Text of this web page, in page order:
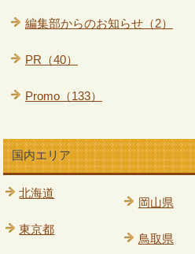
編集部からのお知らせ（2）
PR（40）
Promo（133）
国内エリア
北海道
東京都
岡山県
鳥取県